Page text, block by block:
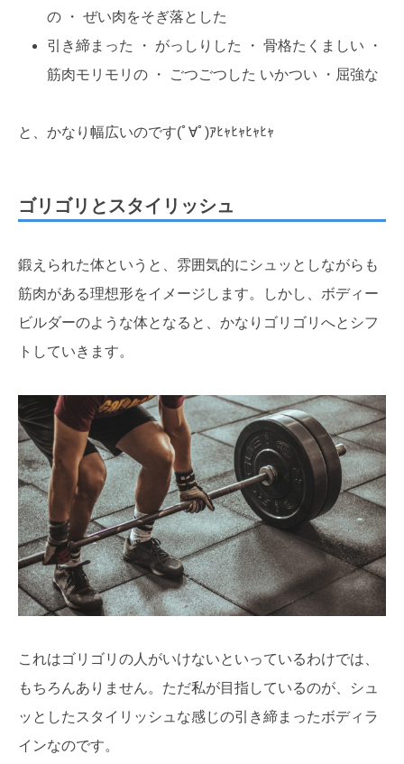
の ・ ぜい肉をそぎ落とした
引き締まった ・ がっしりした ・ 骨格たくましい ・
筋肉モリモリの ・ ごつごつした いかつい ・屈強な
と、かなり幅広いのです(ﾟ∀ﾟ)ｱﾋｬﾋｬﾋｬﾋｬ
ゴリゴリとスタイリッシュ
鍛えられた体というと、雰囲気的にシュッとしながらも
筋肉がある理想形をイメージします。しかし、ボディー
ビルダーのような体となると、かなりゴリゴリへとシフ
トしていきます。
これはゴリゴリの人がいけないといっているわけでは、
もちろんありません。ただ私が目指しているのが、シュ
ッとしたスタイリッシュな感じの引き締まったボディラ
インなのです。